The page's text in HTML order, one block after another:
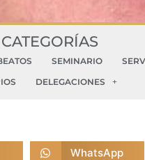
CATEGORÍAS
SEMINARIO
DELEGACIONES
WhatsApp